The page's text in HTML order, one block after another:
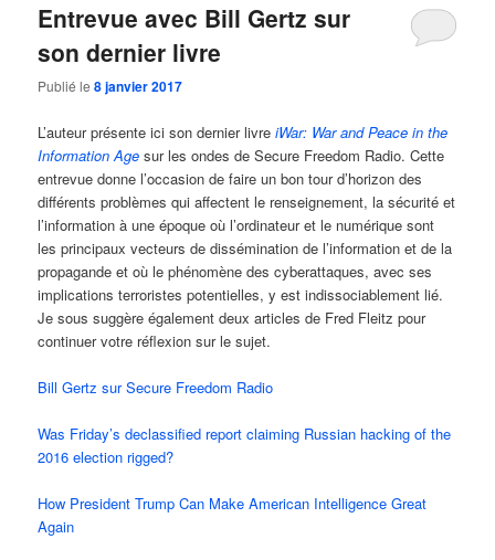
Entrevue avec Bill Gertz sur
son dernier livre
Publié le8 janvier 2017
L’auteur présente ici son dernier livre iWar: War and Peace in the
Information Age sur les ondes de Secure Freedom Radio. Cette
entrevue donne l’occasion de faire un bon tour d’horizon des
différents problèmes qui affectent le renseignement, la sécurité et
l’information à une époque où l’ordinateur et le numérique sont
les principaux vecteurs de dissémination de l’information et de la
propagande et où le phénomène des cyberattaques, avec ses
implications terroristes potentielles, y est indissociablement lié.
Je sous suggère également deux articles de Fred Fleitz pour
continuer votre réflexion sur le sujet.
Bill Gertz sur Secure Freedom Radio
Was Friday’s declassified report claiming Russian hacking of the
2016 election rigged?
How President Trump Can Make American Intelligence Great
Again